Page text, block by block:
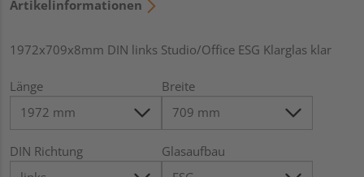
Artikelinformationen
1972x709x8mm DIN links Studio/Office ESG Klarglas klar
Länge Breite
DIN Richtung Glasaufbau